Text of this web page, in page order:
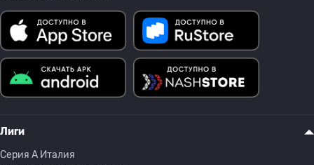
Лиги
Серия A Италия